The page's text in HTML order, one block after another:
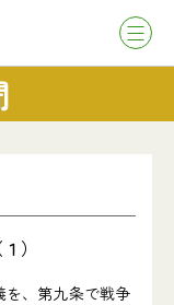
）
、第九条で戦争